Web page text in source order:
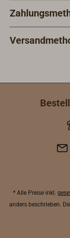
* Alle Preise inkl.
anders beschrieben.